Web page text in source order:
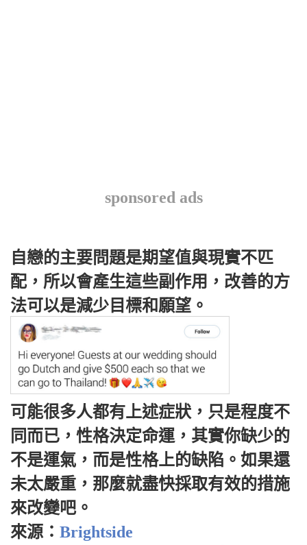
sponsored ads
自戀的主要問題是期望值與現實不匹
配，所以會產生這些副作用，改善的方
法可以是減少目標和願望。
可能很多人都有上述症狀，只是程度不
同而已，性格決定命運，其實你缺少的
不是運氣，而是性格上的缺陷。如果還
未太嚴重，那麼就盡快採取有效的措施
來改變吧。
來源： Brightside